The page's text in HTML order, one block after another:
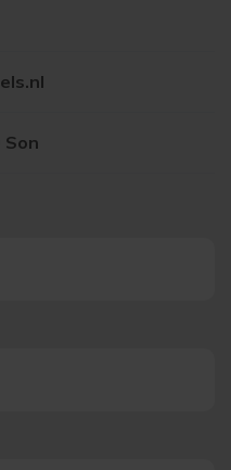
Son